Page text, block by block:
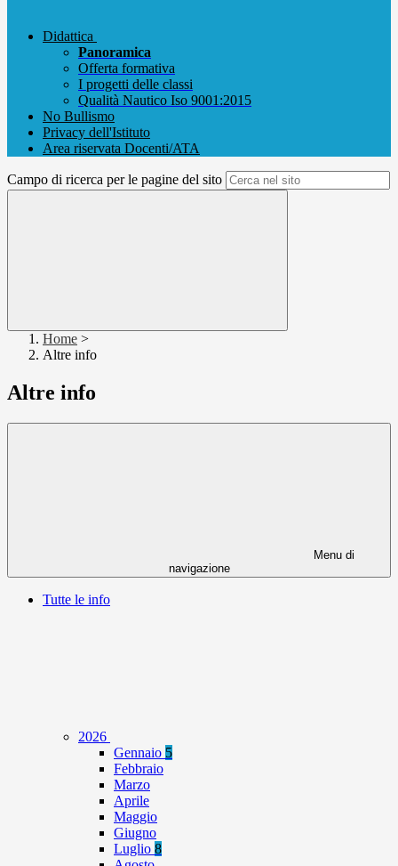
Didattica
Panoramica
Offerta formativa
I progetti delle classi
Qualità Nautico Iso 9001:2015
No Bullismo
Privacy dell'Istituto
Area riservata Docenti/ATA
Campo di ricerca per le pagine del sito
Home >
Altre info
Altre info
Menu di
navigazione
Tutte le info
2026
Gennaio 5
Febbraio
Marzo
Aprile
Maggio
Giugno
Luglio 8